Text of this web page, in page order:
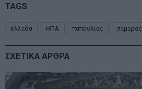
TAGS
ελλαδα ΗΠΑ παπουλιας σαμαρας
ΣΧΕΤΙΚΑ ΑΡΘΡΑ